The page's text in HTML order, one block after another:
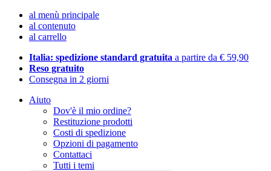
al menù principale
al contenuto
al carrello
Italia: spedizione standard gratuita a partire da € 59,90
Reso gratuito
Consegna in 2 giorni
Aiuto
Dov'è il mio ordine?
Restituzione prodotti
Costi di spedizione
Opzioni di pagamento
Contattaci
Tutti i temi